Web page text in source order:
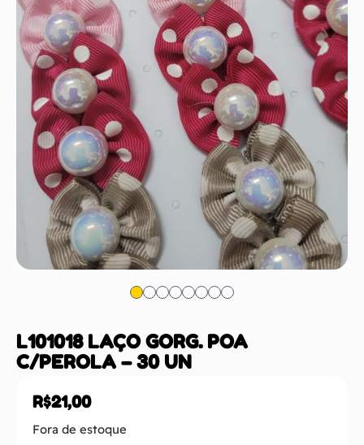
L101018 LAÇO GORG. POA
C/PEROLA – 30 UN
R$21,00
Fora de estoque